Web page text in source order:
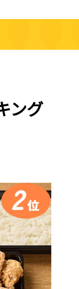
ング